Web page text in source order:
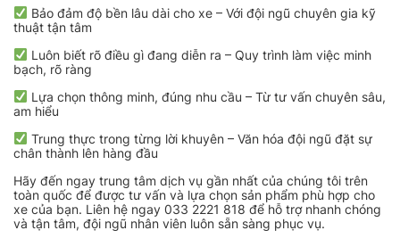
Bảo đảm độ bền lâu dài cho xe – Với đội ngũ chuyên gia kỹ
thuật tận tâm
Luôn biết rõ điều gì đang diễn ra – Quy trình làm việc minh
bạch, rõ ràng
Lựa chọn thông minh, đúng nhu cầu – Từ tư vấn chuyên sâu,
am hiểu
Trung thực trong từng lời khuyên – Văn hóa đội ngũ đặt sự
chân thành lên hàng đầu
Hãy đến ngay trung tâm dịch vụ gần nhất của chúng tôi trên
toàn quốc để được tư vấn và lựa chọn sản phẩm phù hợp cho
xe của bạn. Liên hệ ngay 033 2221 818 để hỗ trợ nhanh chóng
và tận tâm, đội ngũ nhân viên luôn sẵn sàng phục vụ.